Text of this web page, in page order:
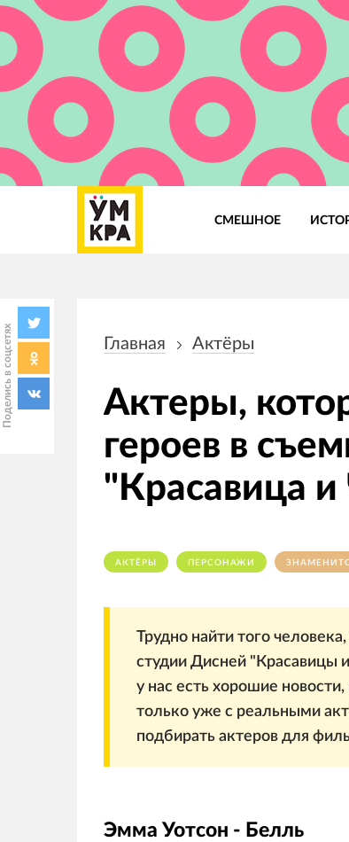
СМЕШНОЕ
Поделись в соцсетях навигации
Главная Актёры
Актеры,
героев в
"Красавица
АКТЁРЫ ПЕРСОНАЖИ
Трудно найти того
студии Дисней "Красавицы
у нас есть хорошие
только уже с реальными
подбирать актеров для
Эмма Уотсон - Белль